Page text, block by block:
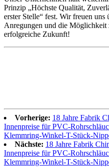
Prinzip „Höchste Qualität,
erster Stelle“ fest. Wir freuen
Anregungen und die Möglichkeit
erfolgreiche Zukunft!
Vorherige: 18 Jahre Fabrik
Innenpreise für PVC-
Klemmring-Winkel-T-Stück-
Nächste: 18 Jahre Fabrik
Innenpreise für PVC-
Klemmring-Winkel-T-Stück-